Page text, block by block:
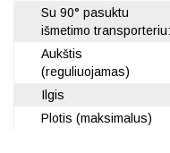
Su 90° pasuktu
išmetimo transporteriu:
Aukštis
(reguliuojamas)
Ilgis
Plotis (maksimalus)